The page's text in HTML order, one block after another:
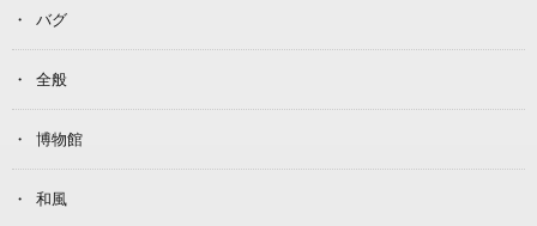
バグ
全般
博物館
和風